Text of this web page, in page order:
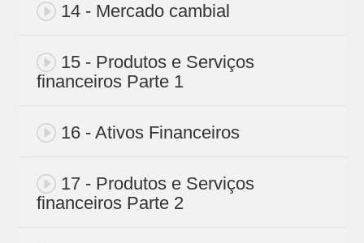
14 - Mercado cambial
15 - Produtos e Serviços
financeiros Parte 1
16 - Ativos Financeiros
17 - Produtos e Serviços
financeiros Parte 2